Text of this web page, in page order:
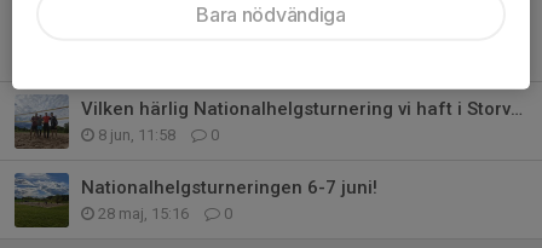
Vilken härlig Nationalhelgsturnering vi haft i Storvreta!
8 jun, 11:58 0
Nationalhelgsturneringen 6-7 juni!
28 maj, 15:16 0
Bara nödvändiga